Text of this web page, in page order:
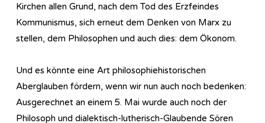
Kirchen allen Grund, nach dem Tod des Erzfeindes
Kommunismus, sich erneut dem Denken von Marx zu
stellen, dem Philosophen und auch dies: dem Ökonom.
Und es könnte eine Art philosophiehistorischen
Aberglauben fördern, wenn wir nun auch noch bedenken:
Ausgerechnet an einem 5. Mai wurde auch noch der
Philosoph und dialektisch-lutherisch-Glaubende Sören